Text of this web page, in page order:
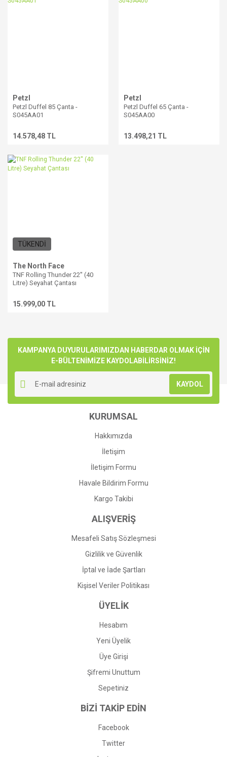
Petzl
Petzl Duffel 85 Çanta -
S045AA01
14.578,48 TL
Petzl
Petzl Duffel 65 Çanta -
S045AA00
13.498,21 TL
TÜKENDİ
The North Face
TNF Rolling Thunder 22'' (40
Litre) Seyahat Çantası
15.999,00 TL
KAMPANYA DUYURULARIMIZDAN HABERDAR OLMAK İÇİN
E-BÜLTENİMİZE KAYDOLABİLİRSİNİZ!
KAYDOL
KURUMSAL
Hakkımızda
İletişim
İletişim Formu
Havale Bildirim Formu
Kargo Takibi
ALIŞVERİŞ
Mesafeli Satış Sözleşmesi
Gizlilik ve Güvenlik
İptal ve İade Şartları
Kişisel Veriler Politikası
ÜYELİK
Hesabım
Yeni Üyelik
Üye Girişi
Şifremi Unuttum
Sepetiniz
BİZİ TAKİP EDİN
Facebook
Twitter